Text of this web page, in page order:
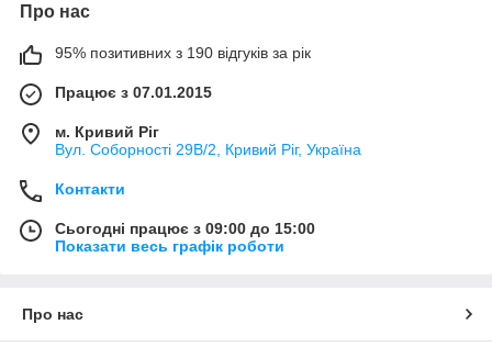
Про нас
95% позитивних з 190 відгуків за рік
Працює з 07.01.2015
м. Кривий Ріг
Вул. Соборності 29В/2, Кривий Ріг, Україна
Контакти
Сьогодні працює з 09:00 до 15:00
Показати весь графік роботи
Про нас